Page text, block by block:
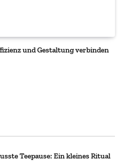
und Gestaltung verbinden
Teepause: Ein kleines Ritual